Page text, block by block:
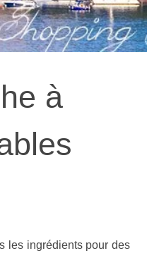
à
les ingrédients pour des